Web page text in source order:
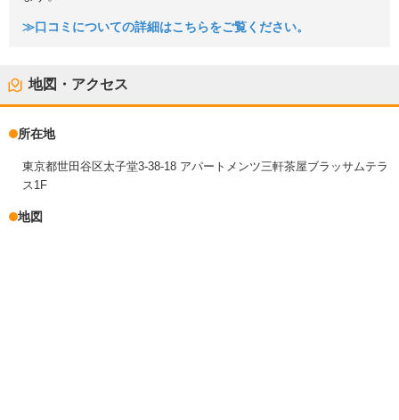
≫口コミについての詳細はこちらをご覧ください。
地図・アクセス
所在地
東京都世田谷区太子堂3-38-18 アパートメンツ三軒茶屋ブラッサムテラ
ス1F
地図